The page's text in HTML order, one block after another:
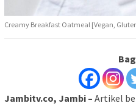
Creamy Breakfast Oatmeal [Vegan,
Jambitv.co, Jambi – Artikel